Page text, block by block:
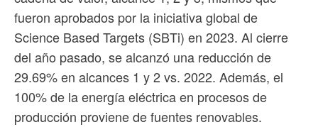
fueron aprobados por la iniciativa global de
Science Based Targets (SBTi) en 2023. Al cierre
del año pasado, se alcanzó una reducción de
29.69% en alcances 1 y 2 vs. 2022. Además, el
100% de la energía eléctrica en procesos de
producción proviene de fuentes renovables.